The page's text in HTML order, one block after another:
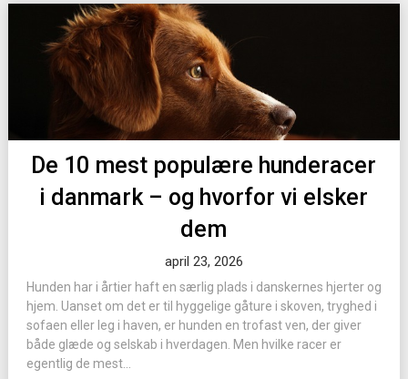
De 10 mest populære hunderacer
i danmark – og hvorfor vi elsker
dem
april 23, 2026
Hunden har i årtier haft en særlig plads i danskernes hjerter og
hjem. Uanset om det er til hyggelige gåture i skoven, tryghed i
sofaen eller leg i haven, er hunden en trofast ven, der giver
både glæde og selskab i hverdagen. Men hvilke racer er
egentlig de mest...